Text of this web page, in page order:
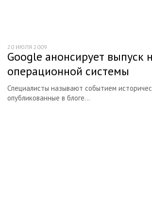
Google анонсирует выпуск
операционной системы
Специалисты называют событием
опубликованные в блоге...
20 ИЮЛЯ 2009